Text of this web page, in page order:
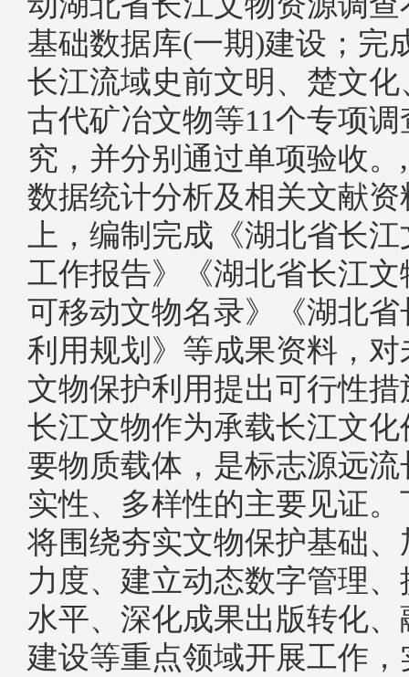
基础数据库(一期)建设；完
长江流域史前文明、楚文
古代矿冶文物等11个专项
究，并分别通过单项验
数据统计分析及相关文献
上，编制完成《湖北省长
工作报告》《湖北省长江
可移动文物名录》《湖北
利用规划》等成果资料，
文物保护利用提出可行
长江文物作为承载长江文
要物质载体，是标志源远
实性、多样性的主要见证
将围绕夯实文物保护基础
力度、建立动态数字管理
水平、深化成果出版转化
建设等重点领域开展工作